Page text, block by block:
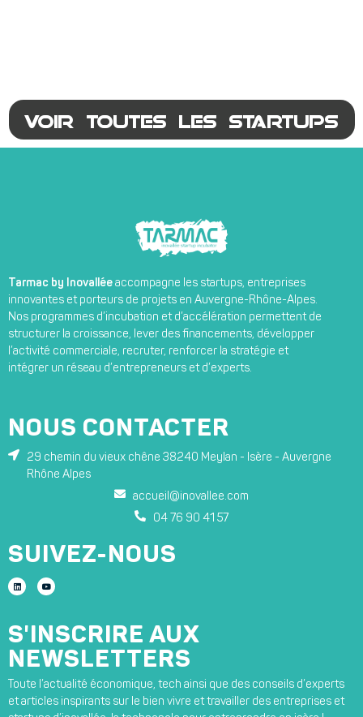
VOIR TOUTES LES STARTUPS
Tarmac by Inovallée accompagne les startups, entreprises
innovantes et porteurs de projets en Auvergne-Rhône-Alpes.
Nos programmes d’incubation et d’accélération permettent de
structurer la croissance, lever des financements, développer
l’activité commerciale, recruter, renforcer la stratégie et
intégrer un réseau d’entrepreneurs et d’experts.
NOUS CONTACTER
29 chemin du vieux chêne 38240 Meylan - Isère - Auvergne
Rhône Alpes
accueil@inovallee.com
04 76 90 41 57
SUIVEZ-NOUS
S'INSCRIRE AUX
NEWSLETTERS
Toute l’actualité économique, tech ainsi que des conseils d’experts
et articles inspirants sur le bien vivre et travailler des entreprises et